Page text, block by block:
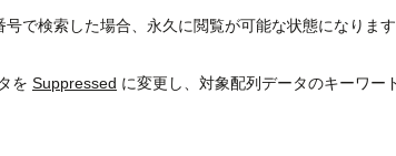
で検索した場合、永久に閲覧が可能な状態になりま
を Suppressed に変更し、対象配列データのキーワー